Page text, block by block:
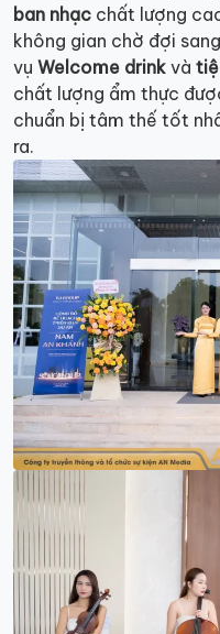
ban nhạc chất lượng
không gian chờ đợi
vụ Welcome drink và
chất lượng ẩm thực
chuẩn bị tâm thế tốt
ra.